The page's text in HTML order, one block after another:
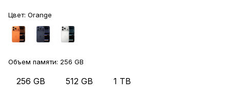
Цвет: Orange
Объем памяти: 256 GB
256 GB 512 GB 1 TB